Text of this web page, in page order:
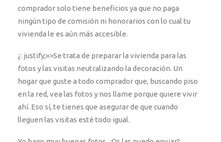
comprador solo tiene beneficios ya que no paga
ningún tipo de comisión ni honorarios con lo cual tu
vivienda le es aún más accesible.
¿: justify;»>Se trata de preparar la vivienda para las
fotos y las visitas neutralizando la decoración. Un
hogar que guste a todo comprador que, buscando piso
en la red, vea las fotos y nos llame porque quiere vivir
ahí. Eso sí, te tienes que asegurar de que cuando
lleguen las visitas esté todo igual.